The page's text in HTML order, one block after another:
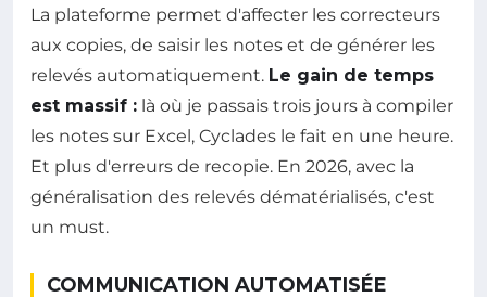
La plateforme permet d'affecter les correcteurs
aux copies, de saisir les notes et de générer les
relevés automatiquement. Le gain de temps
est massif : là où je passais trois jours à compiler
les notes sur Excel, Cyclades le fait en une heure.
Et plus d'erreurs de recopie. En 2026, avec la
généralisation des relevés dématérialisés, c'est
un must.
COMMUNICATION AUTOMATISÉE